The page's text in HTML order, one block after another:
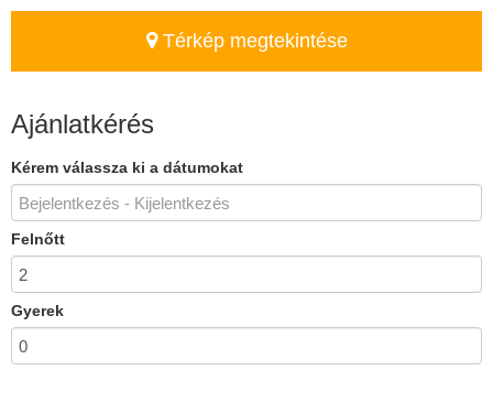
Térkép megtekintése
Ajánlatkérés
Kérem válassza ki a dátumokat
Felnőtt
Gyerek